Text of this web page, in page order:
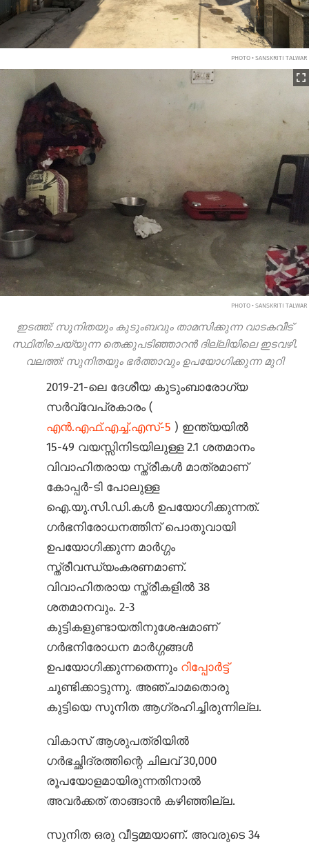
PHOTO • SANSKRITI TALWAR
PHOTO • SANSKRITI TALWAR
ഇടത്ത്: സുനിതയും കുടുംബവും താമസിക്കുന്ന വാടകവീട്
സ്ഥിതിചെയ്യുന്ന തെക്കുപടിഞ്ഞാറൻ ദില്ലിയിലെ ഇടവഴി.
വലത്ത്: സുനിതയും ഭർത്താവും ഉപയോഗിക്കുന്ന മുറി
2019-21-ലെ ദേശീയ കുടുംബാരോഗ്യ
സർവ്വേപ്രകാരം (
എൻ.എഫ്.എച്ച്.എസ്-5 ) ഇന്ത്യയിൽ
15-49 വയസ്സിനിടയിലുള്ള 2.1 ശതമാനം
വിവാഹിതരായ സ്ത്രീകൾ മാത്രമാണ്
കോപ്പർ-ടി പോലുള്ള
ഐ.യു.സി.ഡി.കൾ ഉപയോഗിക്കുന്നത്.
ഗർഭനിരോധനത്തിന് പൊതുവായി
ഉപയോഗിക്കുന്ന മാർഗ്ഗം
സ്ത്രീവന്ധ്യംകരണമാണ്.
വിവാഹിതരായ സ്ത്രീകളിൽ 38
ശതമാനവും. 2-3
കുട്ടികളുണ്ടായതിനുശേഷമാണ്
ഗർഭനിരോധന മാർഗ്ഗങ്ങൾ
ഉപയോഗിക്കുന്നതെന്നും റിപ്പോർട്ട്
ചൂണ്ടിക്കാട്ടുന്നു. അഞ്ചാമതൊരു
കുട്ടിയെ സുനിത ആഗ്രഹിച്ചിരുന്നില്ല.
വികാസ് ആശുപത്രിയിൽ
ഗർഭച്ഛിദ്രത്തിന്റെ ചിലവ് 30,000
രൂപയോളമായിരുന്നതിനാൽ
അവർക്കത് താങ്ങാൻ കഴിഞ്ഞില്ല.
സുനിത ഒരു വീട്ടമ്മയാണ്. അവരുടെ 34